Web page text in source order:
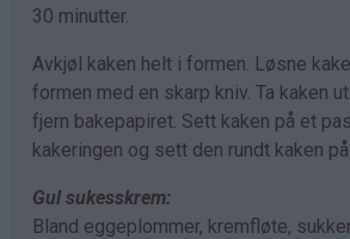
30 minutter.
Avkjøl kaken helt i formen. Løsne
formen med en skarp kniv. Ta kaken
fjern bakepapiret. Sett kaken på et
kakeringen og sett den rundt kaken
Gul sukesskrem:
Bland eggeplommer, kremfløte,